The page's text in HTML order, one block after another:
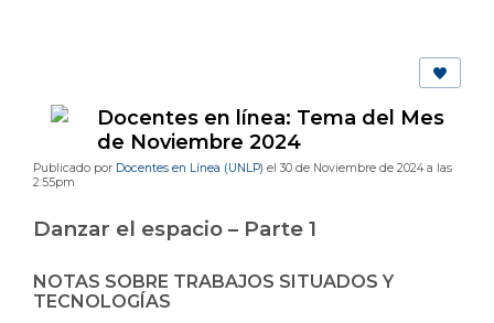
Docentes en línea: Tema del Mes
de Noviembre 2024
Publicado por Docentes en Línea (UNLP) el 30 de Noviembre de 2024 a las
2:55pm
Danzar el espacio – Parte 1
NOTAS SOBRE TRABAJOS SITUADOS Y
TECNOLOGÍAS